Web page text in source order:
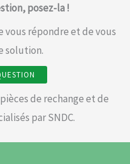
posez-la !
vous répondre et de vous
solution.
de rechange et de
par SNDC.